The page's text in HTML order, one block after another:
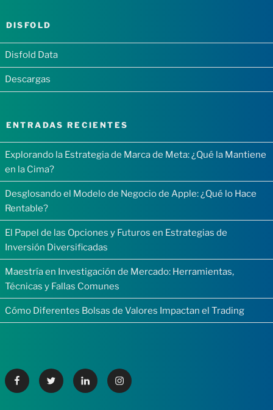
DISFOLD
Disfold Data
Descargas
ENTRADAS RECIENTES
Explorando la Estrategia de Marca de Meta: ¿Qué la Mantiene
en la Cima?
Desglosando el Modelo de Negocio de Apple: ¿Qué lo Hace
Rentable?
El Papel de las Opciones y Futuros en Estrategias de
Inversión Diversificadas
Maestría en Investigación de Mercado: Herramientas,
Técnicas y Fallas Comunes
Cómo Diferentes Bolsas de Valores Impactan el Trading
FacebookTwitter LinkedinInstagram